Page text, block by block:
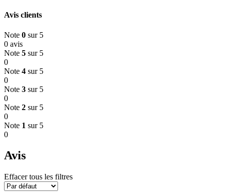
Avis clients
Note 0 sur 5
0 avis
Note 5 sur 5
0
Note 4 sur 5
0
Note 3 sur 5
0
Note 2 sur 5
0
Note 1 sur 5
0
Avis
Effacer tous les filtres